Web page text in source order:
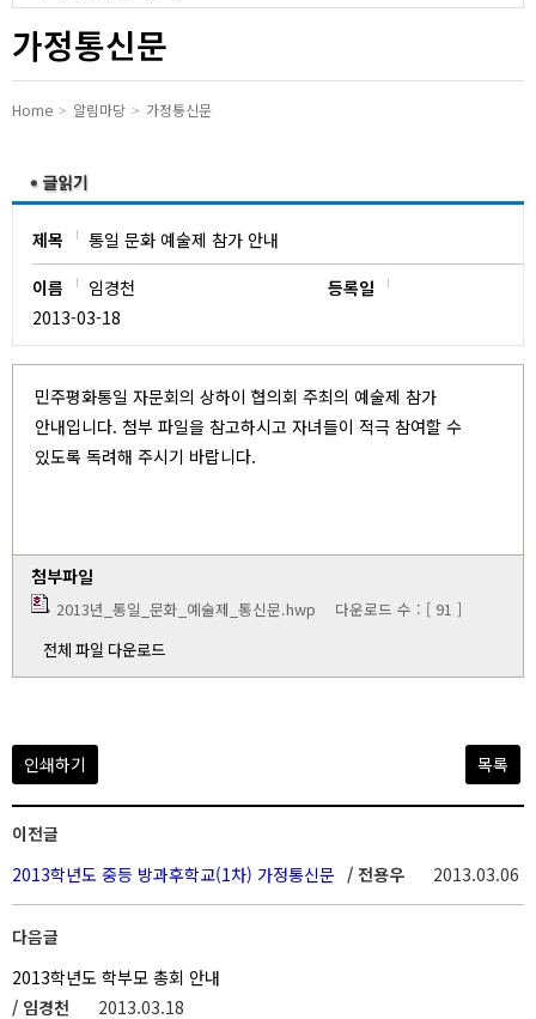
가정통신문
Home 알림마당 가정통신문
제목
통일 문화 예술제 참가 안내
이름
임경천
등록일
2013-03-18
민주평화통일 자문회의 상하이 협의회 주최의 예술제 참가
안내입니다. 첨부 파일을 참고하시고 자녀들이 적극 참여할 수
있도록 독려해 주시기 바랍니다.
첨부파일
2013년_통일_문화_예술제_통신문.hwp 다운로드 수 : [ 91 ]
전체 파일 다운로드
인쇄하기 목록
이전글
2013학년도 중등 방과후학교(1차) 가정통신문 / 전용우 2013.03.06
다음글
2013학년도 학부모 총회 안내
/ 임경천
2013.03.18